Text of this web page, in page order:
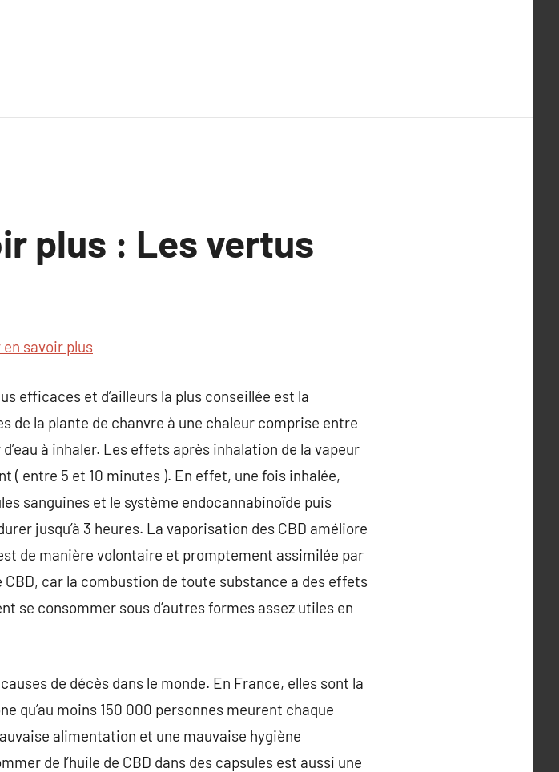
plus : Les vertus
savoir plus
efficaces et d’ailleurs la plus conseillée est la
de la plante de chanvre à une chaleur comprise entre
à inhaler. Les effets après inhalation de la vapeur
( entre 5 et 10 minutes ). En effet, une fois inhalée,
sanguines et le système endocannabinoïde puis
jusqu’à 3 heures. La vaporisation des CBD améliore
de manière volontaire et promptement assimilée par
car la combustion de toute substance a des effets
se consommer sous d’autres formes assez utiles en
de décès dans le monde. En France, elles sont la
qu’au moins 150 000 personnes meurent chaque
alimentation et une mauvaise hygiène
de l’huile de CBD dans des capsules est aussi une